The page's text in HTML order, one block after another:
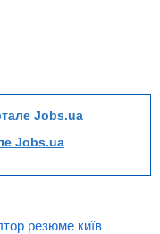
Jobs.ua
Jobs.ua
резюме київ